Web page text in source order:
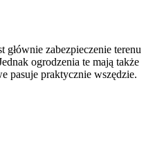
głównie zabezpieczenie terenu
ogrodzenia te mają także
pasuje praktycznie wszędzie.